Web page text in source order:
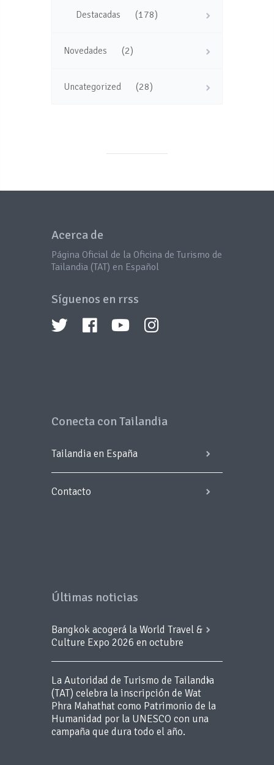
Destacadas (178)
Novedades (2)
Uncategorized (28)
Acerca de
Página Oficial de la Oficina de Turismo de
Tailandia (TAT) en Español
Síguenos en rrss
Conecta con Tailandia
Tailandia en España
Contacto
Últimas noticias
Bangkok acogerá la World Travel &
Culture Expo 2026 en octubre
La Autoridad de Turismo de Tailandia
(TAT) celebra la inscripción de Wat
Phra Mahathat como Patrimonio de la
Humanidad por la UNESCO con una
campaña que dura todo el año.